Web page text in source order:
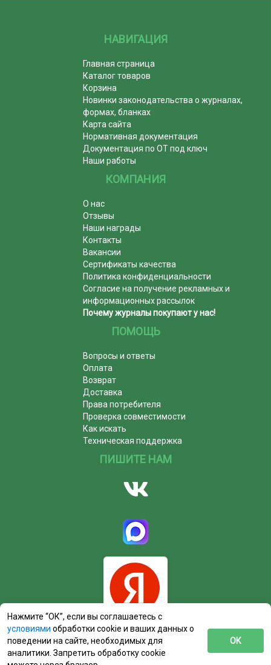
НАВИГАЦИЯ
Главная страница
Каталог товаров
Корзина
Новинки законодательства о журналах,
формах, бланках
Карта сайта
Нормативная документация
Документация по ОТ под ключ
Наши работы
КОМПАНИЯ
О нас
Отзывы
Наши награды
Контакты
Вакансии
Сертификаты качества
Политика конфиденциальности
Согласие на получение рекламных и
информационных рассылок
Почему журналы покупают у нас!
ПОМОЩЬ
Вопросы и ответы
Оплата
Возврат
Доставка
Права потребителя
Проверка совместимости
Как искать
Техническая поддержка
ПИШИТЕ НАМ
Нажмите “ОК”, если вы соглашаетесь с
условиями обработки cookie и ваших данных о
поведении на сайте, необходимых для
аналитики. Запретить обработку cookie
ОК